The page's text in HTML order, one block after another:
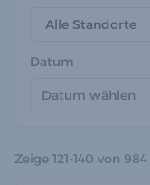
Datum
Datum wählen
Zeige 121-140 von 984